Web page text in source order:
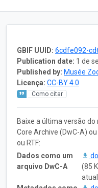
GBIF UUID: 6cdfe092-
Publication date: 1 de
Published by: Musée
Licença: CC-BY 4.0
Como citar
Baixe a última versão
Core Archive (DwC-A)
ou RTF:
Dados como um
arquivo DwC-A
(85